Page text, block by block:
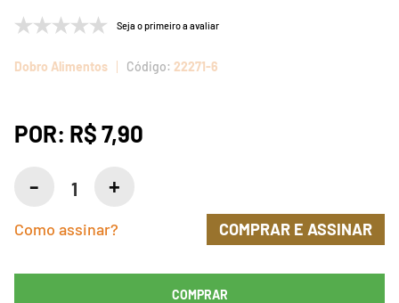
Seja o primeiro a avaliar
Dobro Alimentos 22271-6
POR: R$ 7,90
COMPRAR
Como assinar? COMPRAR E ASSINAR